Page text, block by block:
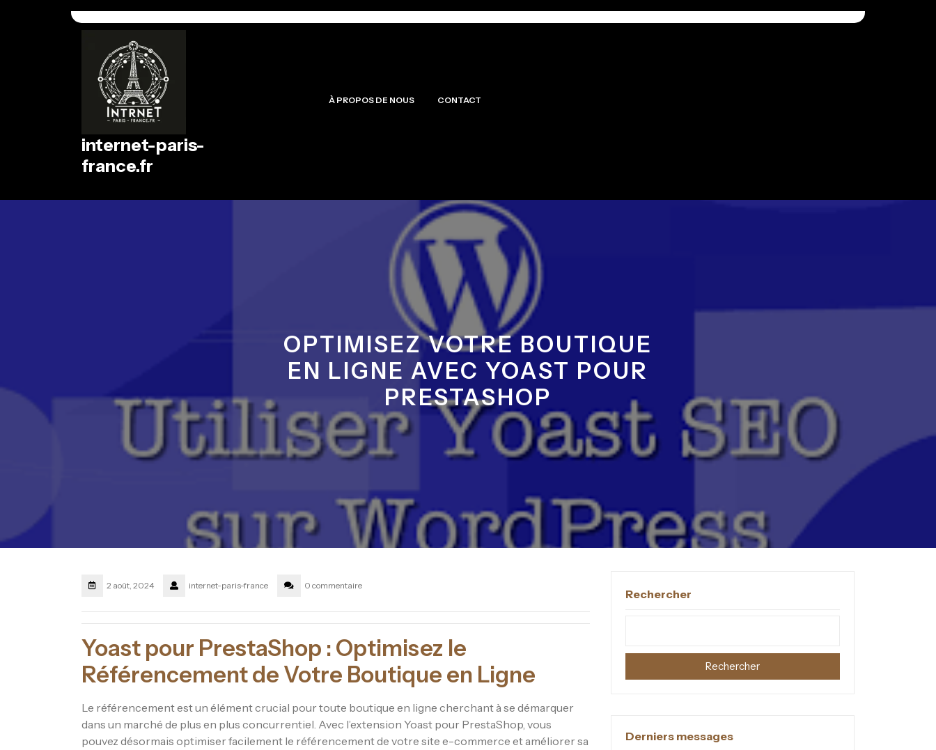
internet-paris-
france.fr
À PROPOS DE NOUS CONTACT
OPTIMISEZ VOTRE BOUTIQUE
EN LIGNE AVEC YOAST POUR
PRESTASHOP
2 août, 2024 internet-paris-france 0 commentaire
Yoast pour PrestaShop : Optimisez le
Référencement de Votre Boutique en Ligne
Le référencement est un élément crucial pour toute boutique en ligne cherchant à se démarquer
dans un marché de plus en plus concurrentiel. Avec l’extension Yoast pour PrestaShop, vous
pouvez désormais optimiser facilement le référencement de votre site e-commerce et améliorer sa
Rechercher
Rechercher
Derniers messages